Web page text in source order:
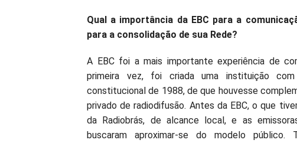
Qual a importância da EBC para a
para a consolidação de sua Rede?
A EBC foi a mais importante experiência de
primeira vez, foi criada uma instituição
constitucional de 1988, de que houvesse
privado de radiodifusão. Antes da EBC, o que
da Radiobrás, de alcance local, e as
buscaram aproximar-se do modelo